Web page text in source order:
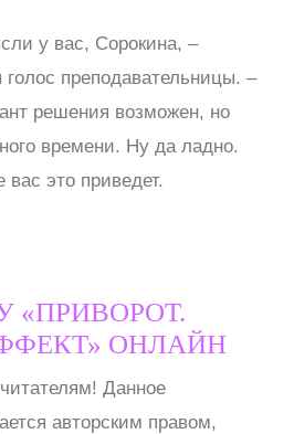
у вас, Сорокина, –
преподавательницы. –
решения возможен, но
времени. Ну да ладно.
это приведет.
«ПРИВОРОТ.
ОНЛАЙН
Данное
авторским правом,